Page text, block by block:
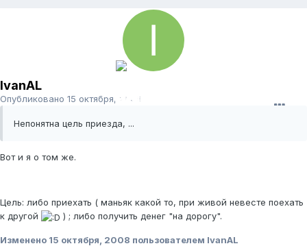
IvanAL
Опубликовано 15 октября, 2008
Непонятна цель приезда, ...
Вот и я о том же.
Цель: либо приехать ( маньяк какой то, при живой невесте поехать
к другой
) ; либо получить денег "на дорогу".
Изменено 15 октября, 2008 пользователем IvanAL